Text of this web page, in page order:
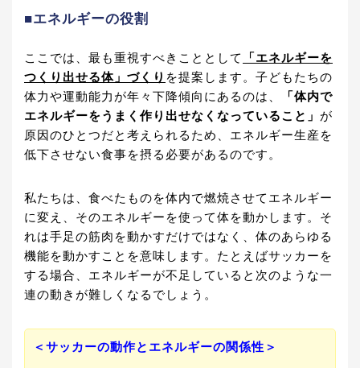
■エネルギーの役割
ここでは、最も重視すべきこととして
「エネルギーを
つくり出せる体」づくり を提案します。子どもたちの
体力や運動能力が年々下降傾向にあるのは、
「体内で
エネルギーをうまく作り出せなくなっていること」 が
原因のひとつだと考えられるため、エネルギー生産を
低下させない食事を摂る必要があるのです。
私たちは、食べたものを体内で燃焼させてエネルギー
に変え、そのエネルギーを使って体を動かします。そ
れは手足の筋肉を動かすだけではなく、体のあらゆる
機能を動かすことを意味します。たとえばサッカーを
する場合、エネルギーが不足していると次のような一
連の動きが難しくなるでしょう。
＜サッカーの動作とエネルギーの関係性＞